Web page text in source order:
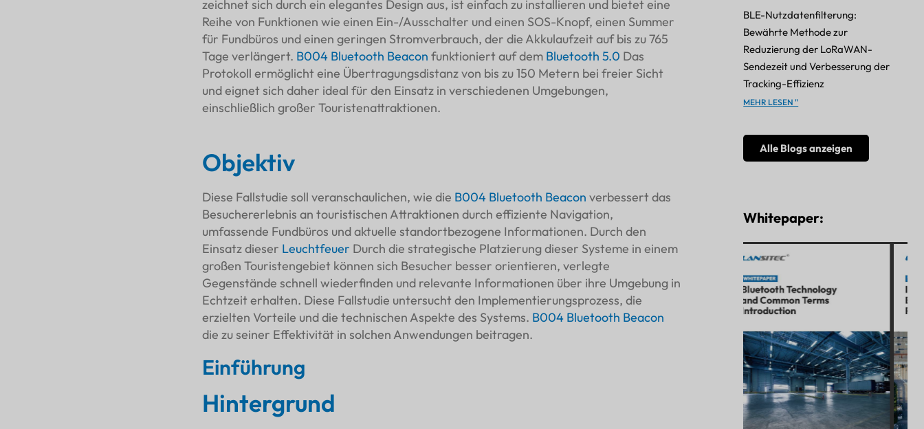
zeichnet sich durch ein elegantes Design aus, ist einfach zu installieren und bietet eine
Reihe von Funktionen wie einen Ein-/Ausschalter und einen SOS-Knopf, einen Summer
für Fundbüros und einen geringen Stromverbrauch, der die Akkulaufzeit auf bis zu 765
Tage verlängert. B004 Bluetooth Beacon funktioniert auf dem Bluetooth 5.0 Das
Protokoll ermöglicht eine Übertragungsdistanz von bis zu 150 Metern bei freier Sicht
und eignet sich daher ideal für den Einsatz in verschiedenen Umgebungen,
einschließlich großer Touristenattraktionen.
Objektiv
Diese Fallstudie soll veranschaulichen, wie die B004 Bluetooth Beacon verbessert das
Besuchererlebnis an touristischen Attraktionen durch effiziente Navigation,
umfassende Fundbüros und aktuelle standortbezogene Informationen. Durch den
Einsatz dieser Leuchtfeuer Durch die strategische Platzierung dieser Systeme in einem
großen Touristengebiet können sich Besucher besser orientieren, verlegte
Gegenstände schnell wiederfinden und relevante Informationen über ihre Umgebung in
Echtzeit erhalten. Diese Fallstudie untersucht den Implementierungsprozess, die
erzielten Vorteile und die technischen Aspekte des Systems. B004 Bluetooth Beacon
die zu seiner Effektivität in solchen Anwendungen beitragen.
Einführung
Hintergrund
BLE-Nutzdatenfilterung:
Bewährte Methode zur
Reduzierung der LoRaWAN-
Sendezeit und Verbesserung der
Tracking-Effizienz
MEHR LESEN "
Alle Blogs anzeigen
Whitepaper: